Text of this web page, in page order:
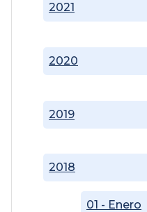
2018
01 - Enero
2019
2020
2021